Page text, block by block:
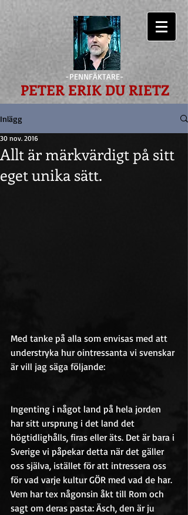
-PENNFÄKTARE-
PETER ERIK DU RIETZ
Inlägg
Allt är märkvärdigt på sitt
eget unika sätt.
30 nov. 2016
Med tanke på alla som envisas med att
understryka hur ointressanta vi svenskar
är vill jag säga följande:
Ingenting i något land på hela jorden
har sitt ursprung i det land det
högtidlighålls, firas eller äts. Det är bara i
Sverige vi påpekar detta när det gäller
oss själva, istället för att intressera oss
för vad varje kultur GÖR med vad de har.
Vem har tex någonsin åkt till Rom och
sagt om deras pasta: Äsch, den är ju